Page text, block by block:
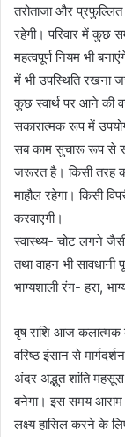
तरोताजा और
रहेगी। परिवार में
महत्वपूर्ण नियम भी
में भी उपस्थिति रखना
कुछ स्वार्थ पर आने
सकारात्मक रूप में
सब काम सुचारू रूप से
जरूरत है। किसी तरह
माहौल रहेगा। किसी
करवाएगी।
स्वास्थ्य- चोट लगने
तथा वाहन भी सावधानी
भाग्यशाली रंग- हरा,
वृष राशि आज कलात्मक
वरिष्ठ इंसान से
अंदर अद्भुत शांति महसूस
बनेगा। इस समय आराम
लक्ष्य हासिल करने के